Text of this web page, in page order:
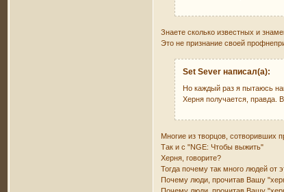
Знаете сколько известных и
Это не признание своей
Set Sever написал(а):
Но каждый раз я пытаюсь
Херня получается, правда.
Многие из творцов, сотворивших
Так и с "NGE: Чтобы выжить"
Херня, говорите?
Тогда почему так много людей от
Почему люди, прочитав Вашу